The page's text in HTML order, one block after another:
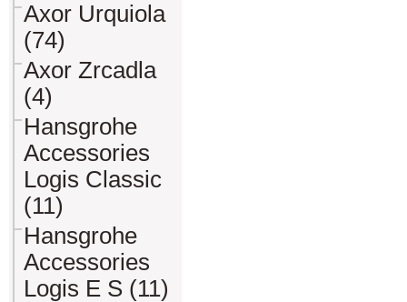
Axor Urquiola
(74)
Axor Zrcadla
(4)
Hansgrohe
Accessories
Logis Classic
(11)
Hansgrohe
Accessories
Logis E S (11)